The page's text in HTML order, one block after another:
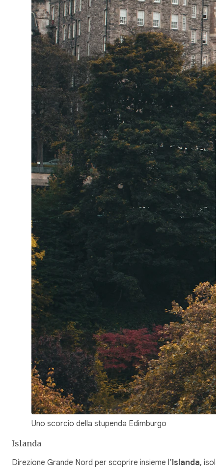
Uno scorcio della stupenda Edimburgo
Islanda
Direzione Grande Nord per scoprire insieme l’Islanda, isola